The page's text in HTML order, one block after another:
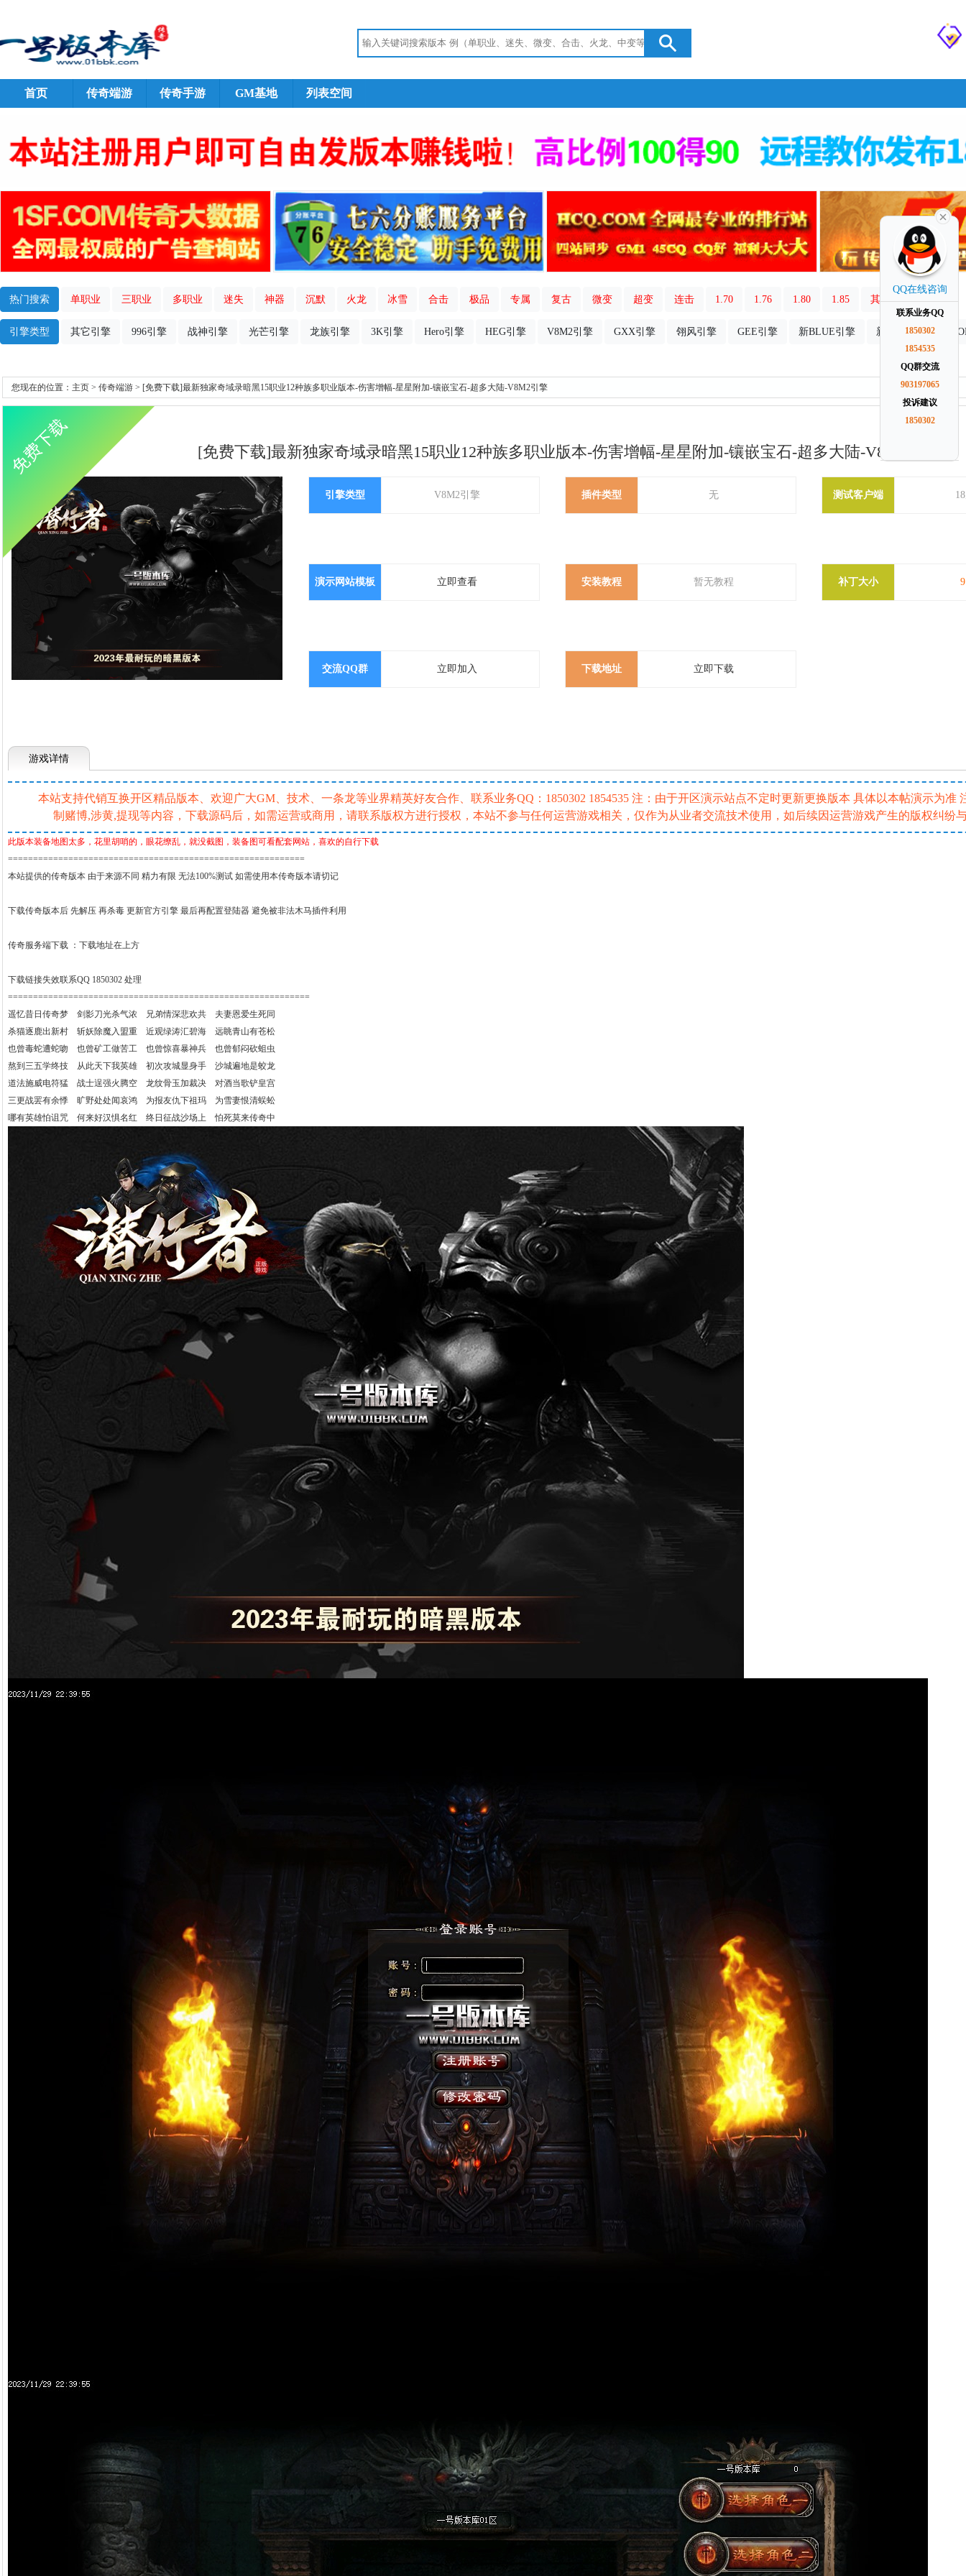
首页 传奇端游 传奇手游 GM基地 列表空间
热门搜索 单职业 三职业 多职业 迷失 神器 沉默 火龙 冰雪 合击 极品 专属 复古 微变 超变 连击 1.70 1.76 1.80 1.85 其它类型
引擎类型 其它引擎 996引擎 战神引擎 光芒引擎 龙族引擎 3K引擎 Hero引擎 HEG引擎 V8M2引擎 GXX引擎 翎风引擎 GEE引擎 新BLUE引擎 新GOM引擎
您现在的位置： 主页 > 传奇端游 > [免费下载]最新独家奇域录暗黑15职业12种族多职业版本-伤害增幅-星星附加-镶嵌宝石-超多大陆-V8M2引擎
免费下载 [免费下载]最新独家奇域录暗黑15职业12种族多职业版本-伤害增幅-星星附加-镶嵌宝石-超多大陆-V8M2引擎
引擎类型 V8M2引擎 插件类型 无 测试客户端
演示网站模板 立即查看 安装教程 暂无教程 补丁大小
交流QQ群 立即加入 下载地址 立即下载
游戏详情
本站支持代销互换开区精品版本、欢迎广大GM、技术、一条龙等业界精英好友合作、联系业务QQ：1850302 1854535 注：由于开区演示站点不定时更新更换版本 具体以本帖演示为准
制赌博,涉黄,提现等内容，下载源码后，如需运营或商用，请联系版权方进行授权，本站不参与任何运营游戏相关，仅作为从业者交流技术使用，如后续因运营游戏产生的版权纠纷
此版本装备地图太多，花里胡哨的，眼花缭乱，就没截图，装备图可看配套网站，喜欢的自行下载
===========================================================
本站提供的传奇版本 由于来源不同 精力有限 无法100%测试 如需使用本传奇版本请切记
下载传奇版本后 先解压 再杀毒 更新官方引擎 最后再配置登陆器 避免被非法木马插件利用
传奇服务端下载 ：下载地址在上方
下载链接失效联系QQ 1850302 处理
============================================================
遥忆昔日传奇梦 剑影刀光杀气浓 兄弟情深悲欢共 夫妻恩爱生死同
杀猫逐鹿出新村 斩妖除魔入盟重 近观绿涛汇碧海 远眺青山有苍松
也曾毒蛇遭蛇吻 也曾矿工做苦工 也曾惊喜暴神兵 也曾郁闷砍蛆虫
熬到三五学终技 从此天下我英雄 初次攻城显身手 沙城遍地是蛟龙
道法施威电符猛 战士逞强火腾空 龙纹骨玉加裁决 对酒当歌铲皇宫
三更战罢有余悸 旷野处处闻哀鸿 为报友仇下祖玛 为雪妻恨清蜈蚣
哪有英雄怕诅咒 何来好汉惧名红 终日征战沙场上 怕死莫来传奇中
QQ在线咨询
联系业务QQ
1850302
1854535
QQ群交流
903197065
投诉建议
1850302